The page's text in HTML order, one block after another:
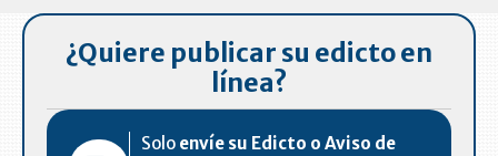
¿Quiere publicar su edicto en
línea?
Solo envíe su Edicto o Aviso de